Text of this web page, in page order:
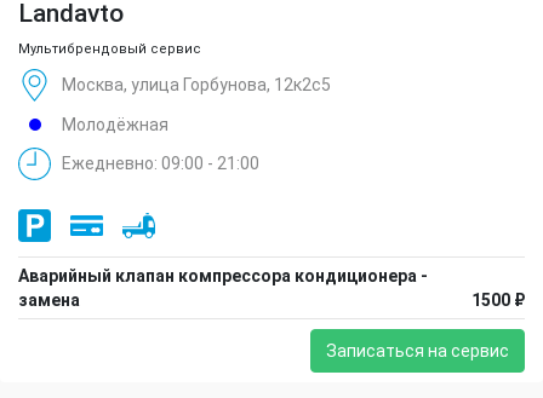
Landavto
Мультибрендовый сервис
Москва, улица Горбунова, 12к2с5
Молодёжная
Ежедневно: 09:00 - 21:00
Аварийный клапан компрессора кондиционера -
замена
1500 ₽
Записаться на сервис